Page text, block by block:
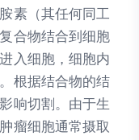
胺素（其任何同工
合物结合到细胞
入细胞，细胞内
根据结合物的结
响切割。由于生
瘤细胞通常摄取